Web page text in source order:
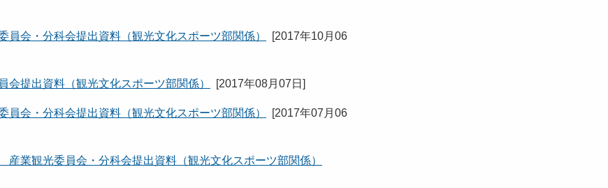
会・分科会提出資料（観光文化スポーツ部関係） [2017年10月06
提出資料（観光文化スポーツ部関係） [2017年08月07日 ]
会・分科会提出資料（観光文化スポーツ部関係） [2017年07月06
業観光委員会・分科会提出資料（観光文化スポーツ部関係）